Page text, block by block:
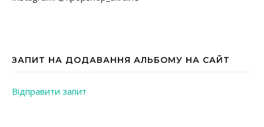
ЗАПИТ НА ДОДАВАННЯ АЛЬБОМУ НА САЙТ
Відправити запит